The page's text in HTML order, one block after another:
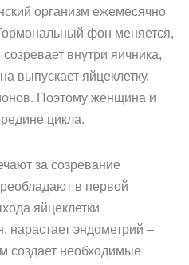
организм ежемесячно
фон меняется,
внутри яичника,
выпускает яйцеклетку.
Поэтому женщина и
цикла.
за созревание
в первой
яйцеклетки
нарастает эндометрий –
создает необходимые